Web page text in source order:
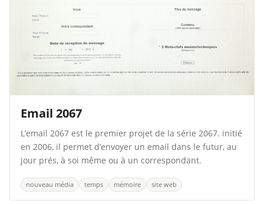
Email 2067
L’email 2067 est le premier projet de la série 2067. initié
en 2006, il permet d’envoyer un email dans le futur, au
jour prés, à soi même ou à un correspondant.
nouveau média temps mémoire site web